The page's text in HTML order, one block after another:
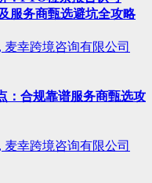
服务商甄选避坑全攻略
幸跨境咨询有限公司
：合规靠谱服务商甄选攻
幸跨境咨询有限公司